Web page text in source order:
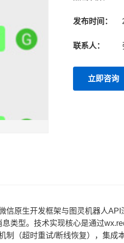
发布时间：
联系人：
立即咨询
原生开发框架与图灵机器人
类型。技术实现核心是通过
制（超时重试/断线恢复），集